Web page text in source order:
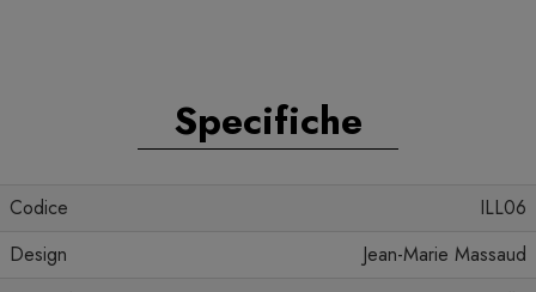
Specifiche
Codice
ILL06
Design
Jean-Marie Massaud